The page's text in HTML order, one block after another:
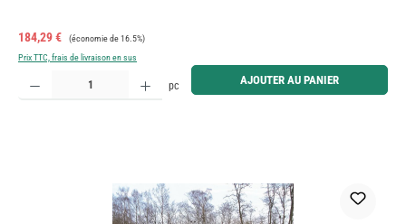
Prix de vente :
184,29 € Prix régulier :
(économie de 16.5%)
Prix TTC, frais de livraison en sus
Quantité de produit : Entrez la quantité souhaitée ou utilisez les boutons pour augmenter ou
pc AJOUTER AU PANIER